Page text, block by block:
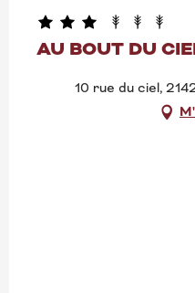
AU BOUT DU
10 rue du ciel,